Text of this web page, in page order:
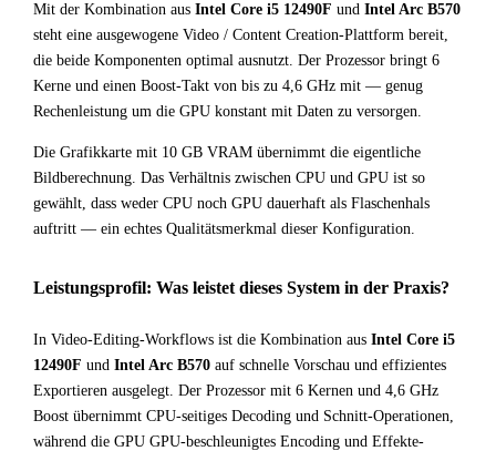
Mit der Kombination aus Intel Core i5 12490F und Intel Arc B570
steht eine ausgewogene Video / Content Creation-Plattform bereit,
die beide Komponenten optimal ausnutzt. Der Prozessor bringt 6
Kerne und einen Boost-Takt von bis zu 4,6 GHz mit — genug
Rechenleistung um die GPU konstant mit Daten zu versorgen.
Die Grafikkarte mit 10 GB VRAM übernimmt die eigentliche
Bildberechnung. Das Verhältnis zwischen CPU und GPU ist so
gewählt, dass weder CPU noch GPU dauerhaft als Flaschenhals
auftritt — ein echtes Qualitätsmerkmal dieser Konfiguration.
Leistungsprofil: Was leistet dieses System in der Praxis?
In Video-Editing-Workflows ist die Kombination aus Intel Core i5
12490F und Intel Arc B570 auf schnelle Vorschau und effizientes
Exportieren ausgelegt. Der Prozessor mit 6 Kernen und 4,6 GHz
Boost übernimmt CPU-seitiges Decoding und Schnitt-Operationen,
während die GPU GPU-beschleunigtes Encoding und Effekte-